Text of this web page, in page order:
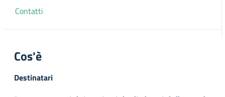
Contatti
Cos'è
Destinatari